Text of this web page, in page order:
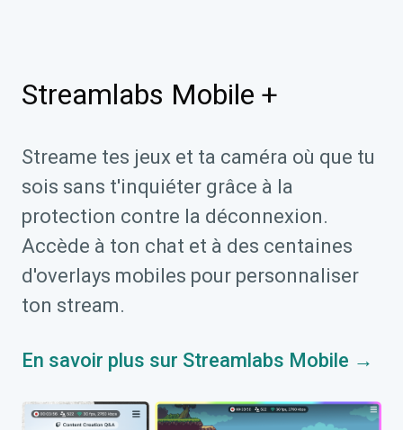
Streamlabs Mobile +
Streame tes jeux et ta caméra où que tu
sois sans t'inquiéter grâce à la
protection contre la déconnexion.
Accède à ton chat et à des centaines
d'overlays mobiles pour personnaliser
ton stream.
En savoir plus sur Streamlabs Mobile →